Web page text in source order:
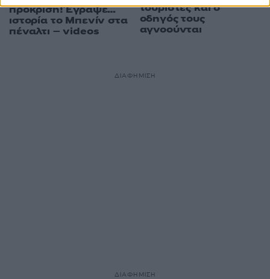
πρόκριση! Έγραψε…
ιστορία το Μπενίν στα
πέναλτι – videos
τουρίστες και ο
οδηγός τους
αγνοούνται
ΔΙΑΦΗΜΙΣΗ
ΔΙΑΦΗΜΙΣΗ